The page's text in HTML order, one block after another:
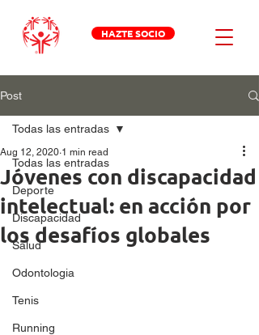
HAZTE SOCIO
Post
Todas las entradas
Deporte
Discapacidad
Salud
Odontologia
Tenis
Running
Todas las entradas
Jóvenes con discapacidad
intelectual: en acción por
los desafíos globales
Aug 12, 2020 1 min read